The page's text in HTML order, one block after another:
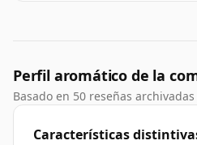
Perfil aromático de la
Basado en 50 reseñas
Características